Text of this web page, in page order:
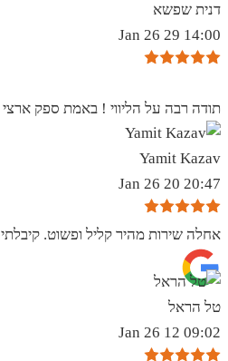
דנית שפשא
14:00 29 Jan 26
תודה רבה על הליווי ! באמת ספק ארצי
Yamit Kazav
20:47 20 Jan 26
אחלה שירות מהיר קליל ופשוט.
טל הראל
09:02 12 Jan 26